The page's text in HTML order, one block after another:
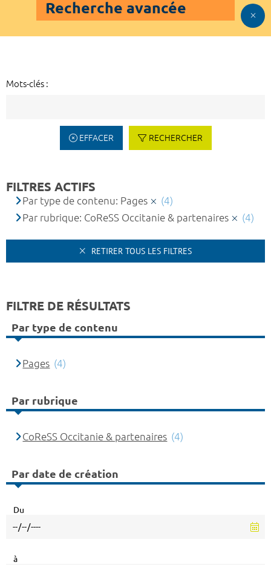
Recherche avancée
Mots-clés :
EFFACER RECHERCHER
FILTRES ACTIFS
Par type de contenu: Pages
(4)
Par rubrique: CoReSS Occitanie & partenaires
(4)
RETIRER TOUS LES FILTRES
FILTRE DE RÉSULTATS
Par type de contenu
Pages (4)
Par rubrique
CoReSS Occitanie & partenaires (4)
Par date de création
Du
à